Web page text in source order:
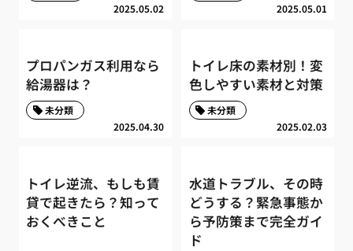
2025.05.02 2025.05.01
プロパンガス利用なら
給湯器は？
2025.04.30
未分類
トイレ床の素材別！変
色しやすい素材と対策
2025.02.03
未分類
トイレ逆流、もしも賃
貸で起きたら？知って
おくべきこと
水道トラブル、その時
どうする？緊急事態か
ら予防策まで完全ガイ
ド